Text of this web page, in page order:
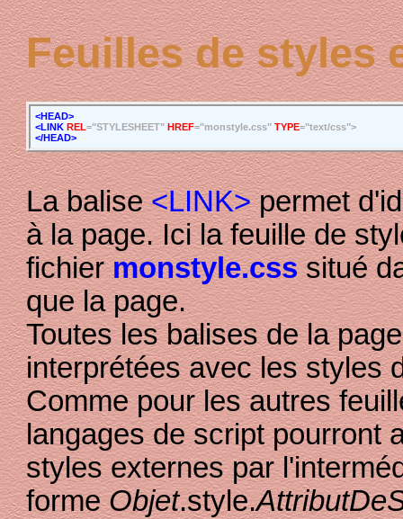
Feuilles de styles
<HEAD>
<LINK REL="STYLESHEET"HREF="monstyle.css"TYPE="text/css">
</HEAD>
La balise<LINK>permet
à la page. Ici la feuille de
fichiermonstyle.csssitué
que la page.
Toutes les balises de la
interprétées avec les styles
Comme pour les autres
langages de script pourront
styles externes par
formeObjet.style.